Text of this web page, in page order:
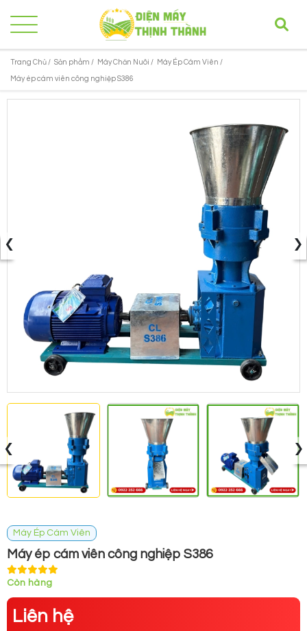
Trang Chủ / Sản phẩm / Máy Chăn Nuôi / Máy Ép Cám Viên /
Máy ép cám viên công nghiệp S386
‹ ›
‹ ›
Máy Ép Cám Viên
Máy ép cám viên công nghiệp S386
Còn hàng
Liên hệ